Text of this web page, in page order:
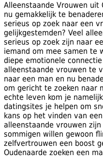
Alleenstaande Vrouwen uit
nu gemakkelijk te
serieus op zoek naar een
gelijkgestemden? Veel
serieus op zoek zijn naar
iemand om mee samen te
diepe emotionele
alleenstaande vrouwen te
naar een man en nu
om gericht te zoeken naar
echte leven kom je
datingsites je helpen om
kans op het vinden van
alleenstaande vrouwen
sommigen willen gewoon
zelfvertrouwen een boost
Oudenaarde zoeken een